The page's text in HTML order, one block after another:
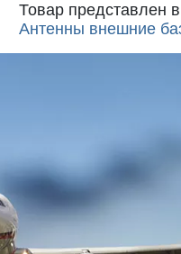
Товар представлен
Антенны внешние